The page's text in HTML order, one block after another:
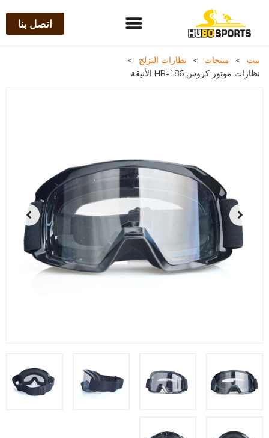
اتصل بنا
بيت > منتجات > نظارات التزلج
>
نظارات موتور كروس HB-186 الأنيقة